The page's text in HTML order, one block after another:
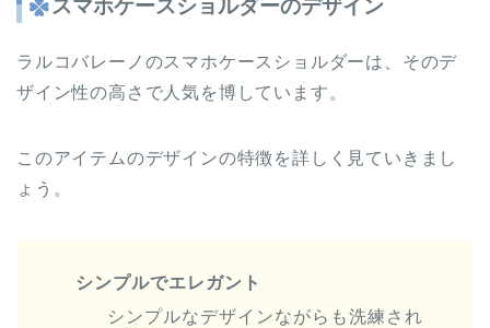
スマホケースショルダーのデザイン
ラルコバレーノのスマホケースショルダーは、そのデ
ザイン性の高さで人気を博しています。
このアイテムのデザインの特徴を詳しく見ていきまし
ょう。
シンプルでエレガント
シンプルなデザインながらも洗練され